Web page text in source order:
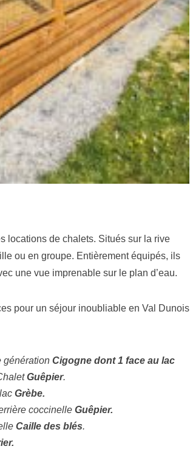
locations de chalets. Situés sur la rive
ou en groupe. Entièrement équipés, ils
une vue imprenable sur le plan d’eau.
pour un séjour inoubliable en Val Dunois
génération Cigogne dont 1 face au lac
Guêpier.
Grèbe.
coccinelle Guêpier.
Caille des blés.